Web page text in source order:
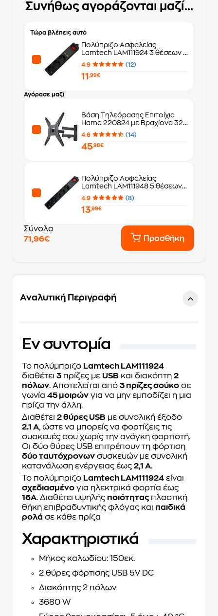
Συνήθως αγοράζονται μαζί...
Τώρα βλέπεις αυτό
Πολύπριζο Ασφαλείας
Lamtech LAM111924 3 θέσεων &
2x Usb 1.5m - Μαύρο
4.9 (12)
11 ,99€
Αγόρασε μαζί
Βάση Τηλεόρασης Επιτοίχια
Hama 220824 με Βραχίονα 32"
- 65" έως 25 kg
4.6 (14)
45,98€
Πολύπριζο Ασφαλείας
Lamtech LAM111948 5 θέσεων &
2x Usb 1.5m - Μαύρο
4.9 (8)
13,99€
Σύνολο
71,96€
Προσθήκη
Αναλυτική Περιγραφή
Eν συντομία
Το πολύμπριζο Lamtech LAM111924
διαθέτει 3 πρίζες με USB και διακόπτη 2
πόλων. Αποτελείται από 3 πρίζες σούκο σε
γωνία 45 μοιρών για να μην εμποδίζει η μια
πρίζα την άλλη.
Διαθέτει 2 θύρες USB με συνολική έξοδο
2.1 A, ώστε να μπορείς να φορτίζεις τις
συσκευές σου χωρίς την ανάγκη φορτιστή.
Οι δύο θύρες USB επιτρέπουν τη φόρτιση
δύο ταυτόχρονων συσκευών με συνολική
κατανάλωση ενέργειας έως 2,1 A.
Το πολύμπριζο Lamtech LAM111924 είναι
σχεδιασμένο για ηλεκτρικά φορτία έως
16Α. Διαθέτει υψηλής ποιότητας πλαστική
θήκη επιβραδυντικής φλόγας και παιδικά
ρολά σε κάθε πρίζα
Χαρακτηριστικά
Μήκος καλωδίου: 150εκ.
2 θύρες φόρτισης USB 5V DC
Διακόπτης 2 πόλων
3680 W